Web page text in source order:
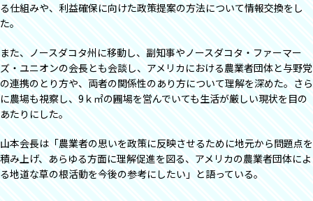
る仕組みや、利益確保に向けた政策提案の方法について情報交換をし
た。
また、ノースダコタ州に移動し、副知事やノースダコタ・ファーマー
ズ・ユニオンの会長とも会談し、アメリカにおける農業者団体と与野党
の連携のとり方や、両者の関係性のあり方について理解を深めた。さら
に農場も視察し、9ｋ㎡の圃場を営んでいても生活が厳しい現状を目の
あたりにした。
山本会長は「農業者の思いを政策に反映させるために地元から問題点を
積み上げ、あらゆる方面に理解促進を図る、アメリカの農業者団体によ
る地道な草の根活動を今後の参考にしたい」と語っている。